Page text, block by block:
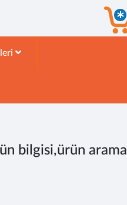
bilgisi,ürün arama